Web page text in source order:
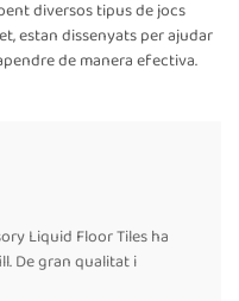
diversos tipus de jocs
estan dissenyats per ajudar
de manera efectiva.
Liquid Floor Tiles ha
De gran qualitat i